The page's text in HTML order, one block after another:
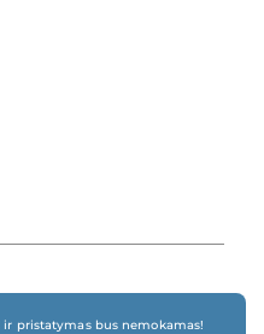
pristatymas bus nemokamas!